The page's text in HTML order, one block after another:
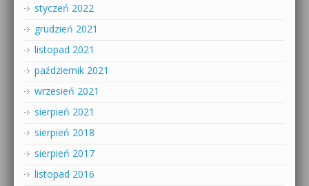
styczeń 2022
grudzień 2021
listopad 2021
październik 2021
wrzesień 2021
sierpień 2021
sierpień 2018
sierpień 2017
listopad 2016